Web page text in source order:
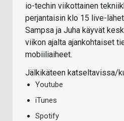
io-techin viikottainen
perjantaisin klo 15 live-
Sampsa ja Juha käyvät
viikon ajalta ajankohtaiset
mobiiliaiheet.
Jälkikäteen katseltavissa/
Youtube
iTunes
Spotify